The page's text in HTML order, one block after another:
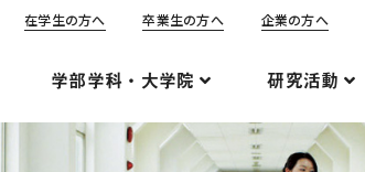
在学生の方へ 卒業生の方へ 企業の方へ
学部学科・大学院 研究活動